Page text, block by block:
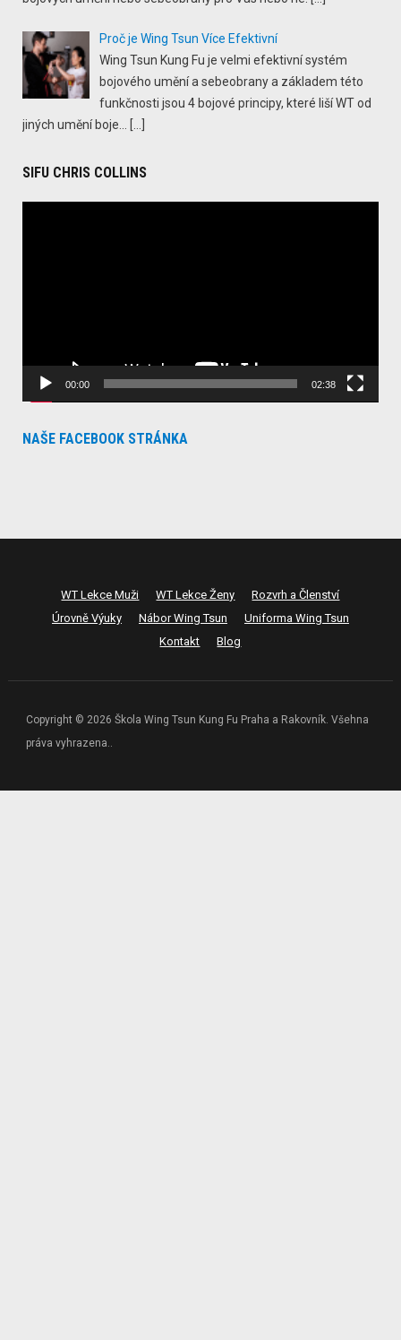
Proč je Wing Tsun Více Efektivní
Wing Tsun Kung Fu je velmi efektivní systém
bojového umění a sebeobrany a základem této
funkčnosti jsou 4 bojové principy, které liší WT od
jiných umění boje...
SIFU CHRIS COLLINS
00:00 02:38
NAŠE FACEBOOK STRÁNKA
WT Lekce Muži WT Lekce Ženy
Rozvrh a Členství
Úrovně Výuky
Nábor Wing Tsun
Uniforma Wing Tsun
Kontakt
Blog
Copyright © 2026 Škola Wing Tsun Kung Fu Praha a Rakovník. Všehna
práva vyhrazena..